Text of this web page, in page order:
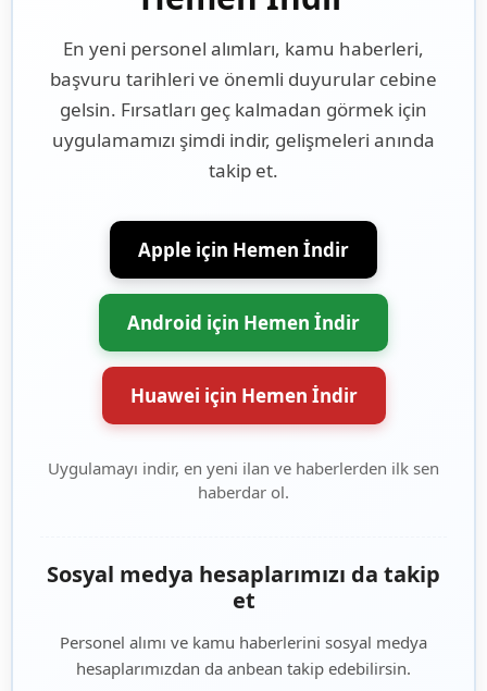
En yeni personel alımları, kamu haberleri,
başvuru tarihleri ve önemli duyurular cebine
gelsin. Fırsatları geç kalmadan görmek için
uygulamamızı şimdi indir, gelişmeleri anında
takip et.
Apple için Hemen İndir
Android için Hemen İndir
Huawei için Hemen İndir
Uygulamayı indir, en yeni ilan ve haberlerden ilk sen
haberdar ol.
Sosyal medya hesaplarımızı da takip
et
Personel alımı ve kamu haberlerini sosyal medya
hesaplarımızdan da anbean takip edebilirsin.